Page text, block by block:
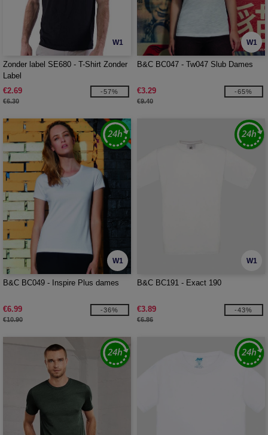
W1
Zonder label SE680 - T-Shirt Zonder
Label
€2.69
€6.30
-57%
W1
B&C BC047 - Tw047 Slub Dames
€3.29
€9.40
-65%
W1
B&C BC049 - Inspire Plus dames
€6.99
€10.90
-36%
W1
B&C BC191 - Exact 190
€3.89
€6.86
-43%